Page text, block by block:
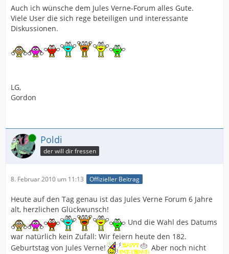
Auch ich wünsche dem Jules Verne-Forum alles Gute.
Viele User die sich rege beteiligen und interessante
Diskussionen.
LG,
Gordon
Online Poldi
der will dir fressen
8. Februar 2010 um 11:13 Offizieller Beitrag
Heute auf den Tag genau ist das Jules Verne Forum 6 Jahre
alt, herzlichen Glückwunsch!
Und die Wahl des Datums
war natürlich kein Zufall: Wir feiern heute den 182.
Geburtstag von Jules Verne!
Aber noch nicht